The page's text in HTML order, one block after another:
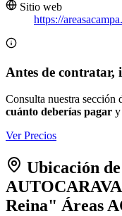
Sitio web
https://
Antes de contratar,
Consulta nuestra sección
cuánto deberías pagar y
Ver Precios
Ubicación
Reina" Áreas